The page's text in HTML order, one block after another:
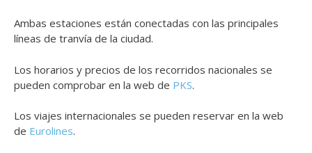
Ambas estaciones están conectadas con las principales
líneas de tranvía de la ciudad.
Los horarios y precios de los recorridos nacionales se
pueden comprobar en la web de PKS.
Los viajes internacionales se pueden reservar en la web
de Eurolines.